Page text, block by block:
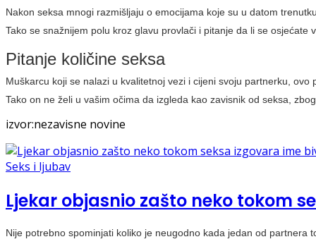
Nakon seksa mnogi razmišljaju o emocijama koje su u datom
Tako se snažnijem polu kroz glavu provlači i pitanje da li se
Pitanje količine seksa
Muškarcu koji se nalazi u kvalitetnoj vezi i cijeni svoju partnerku,
Tako on ne želi u vašim očima da izgleda kao zavisnik od seksa,
izvor:nezavisne novine
Seks i ljubav
Ljekar objasnio zašto neko tokom
Nije potrebno spominjati koliko je neugodno kada jedan od partnera